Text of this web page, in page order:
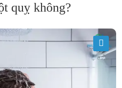
quỵ không?